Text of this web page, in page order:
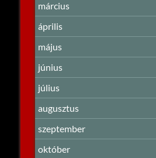
március
április
május
június
július
augusztus
szeptember
október